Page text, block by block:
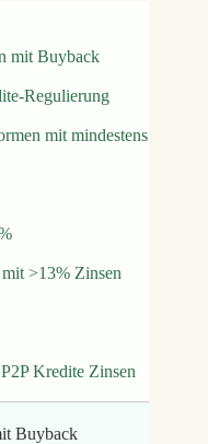
mit Buyback
Regulierung
mit mindestens
>13% Zinsen
Kredite Zinsen
Buyback